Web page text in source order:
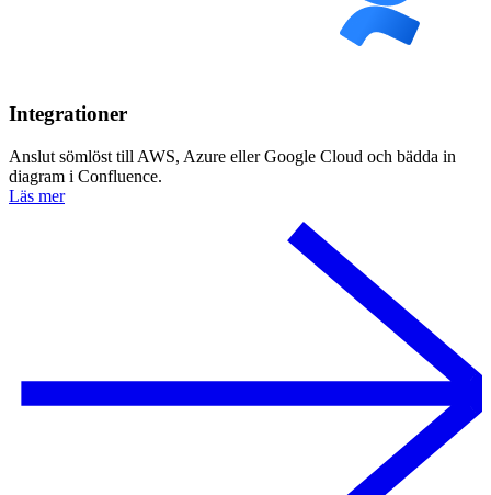
Integrationer
Anslut sömlöst till AWS, Azure eller Google Cloud och bädda in
diagram i Confluence.
Läs mer